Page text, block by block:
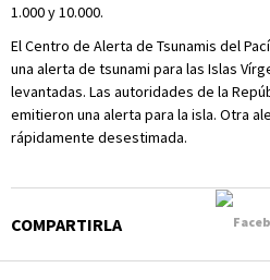
1.000 y 10.000.
El Centro de Alerta de Tsunamis del
una alerta de tsunami para las Islas
levantadas. Las autoridades de la
emitieron una alerta para la isla. Otra
rápidamente desestimada.
COMPARTIRLA